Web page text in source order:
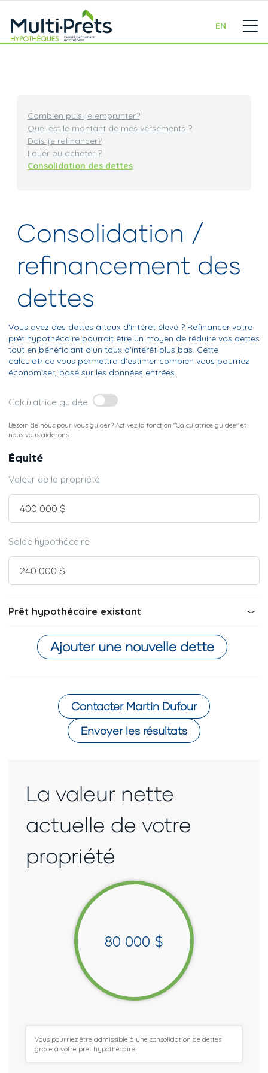
EN
Combien puis-je emprunter?
Quel est le montant de mes versements ?
Dois-je refinancer?
Louer ou acheter ?
Consolidation des dettes
Consolidation /
refinancement des
dettes
Vous avez des dettes à taux d'intérêt élevé ? Refinancer votre
prêt hypothécaire pourrait être un moyen de réduire vos dettes
tout en bénéficiant d'un taux d'intérêt plus bas. Cette
calculatrice vous permettra d'estimer combien vous pourriez
économiser, basé sur les données entrées.
Calculatrice guidée
Besoin de nous pour vous guider? Activez la fonction "Calculatrice guidée" et
nous vous aiderons.
Équité
Valeur de la propriété
Solde hypothécaire
Prêt hypothécaire existant
Ajouter une nouvelle dette
Contacter Martin Dufour
Envoyer les résultats
La valeur nette
actuelle de votre
propriété
80 000 $
Vous pourriez être admissible à une consolidation de dettes
grâce à votre prêt hypothécaire!